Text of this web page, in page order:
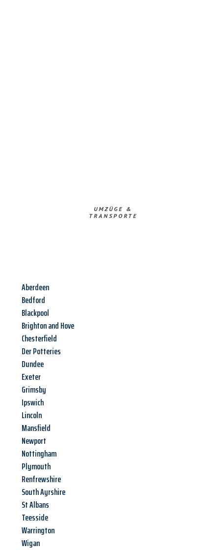
UMZÜGE &
TRANSPORTE
Aberdeen
Bedford
Blackpool
Brighton and Hove
Chesterfield
Der Potteries
Dundee
Exeter
Grimsby
Ipswich
Lincoln
Mansfield
Newport
Nottingham
Plymouth
Renfrewshire
South Ayrshire
St Albans
Teesside
Warrington
Wigan